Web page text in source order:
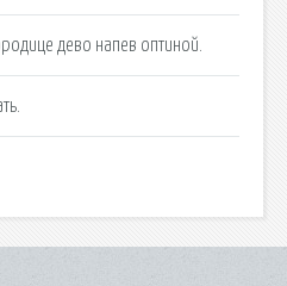
дево напев оптиной.